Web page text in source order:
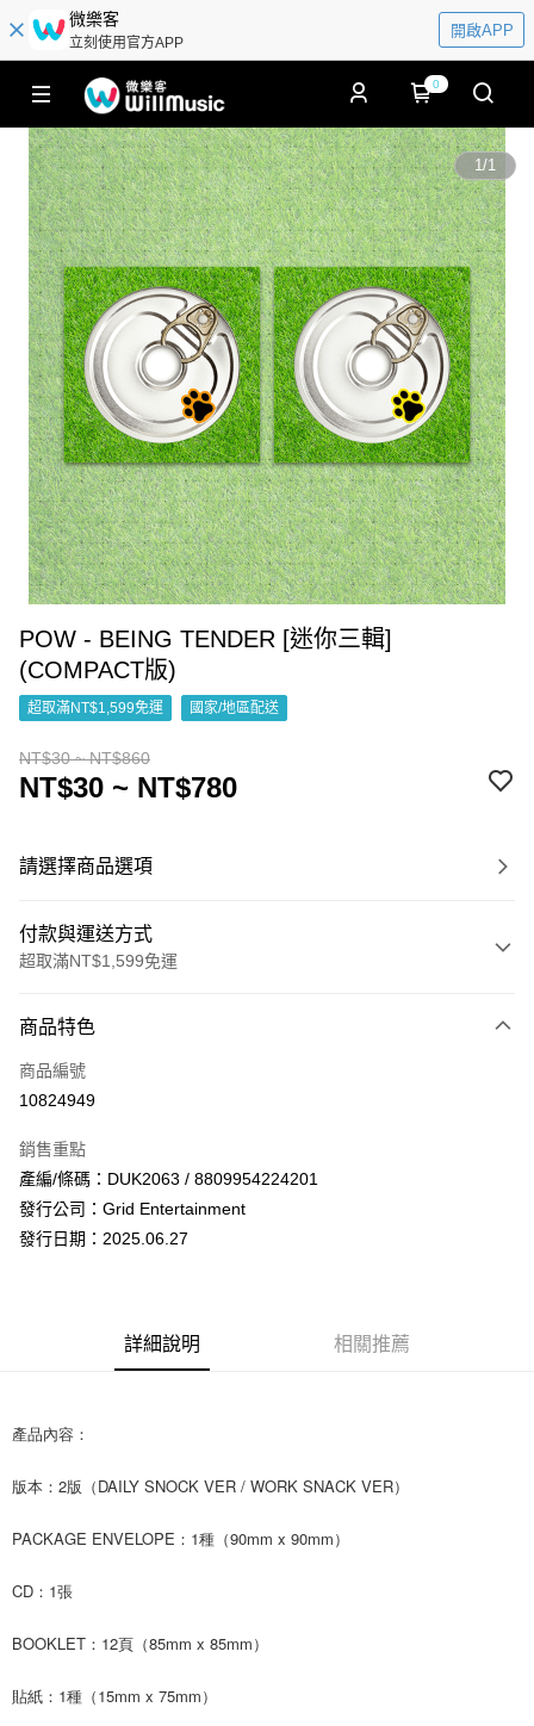
微樂客
立刻使用官方APP
開啟APP
0
1/1
POW - BEING TENDER [迷你三輯]
(COMPACT版)
超取滿NT$1,599免運 國家/地區配送
NT$30 ~ NT$860
NT$30 ~ NT$780
請選擇商品選項
付款與運送方式
超取滿NT$1,599免運
信用卡一次付款
超商取貨付款
Apple Pay
街口支付
１．簡單：不需註冊會員、不需綁卡、不需儲值。
２．便利：只要手機號碼，簡訊認證，即可結帳。
１．於結帳方式選擇「AFTEE先享後付」後，將跳轉至「AFTEE先享後付」
３．收到繳費通知簡訊後14天內，點擊此簡訊中的連結，可透過四大超商／
※ 請注意：結帳手續完成當下不需立刻繳費，但若您需要取消訂單，請聯絡
※ 交易是否成功請以「AFTEE先享後付 」之結帳頁面顯示為準，若有關於
運送方式
全家取貨付款
每筆NT$60，滿NT$1,599(含以上)免運費
付款後7-11取貨
商品特色
商品編號
10824949
銷售重點
產編/條碼：DUK2063 / 8809954224201
發行公司：Grid Entertainment
發行日期：2025.06.27
詳細說明 相關推薦
產品內容：
版本：2版（DAILY SNOCK VER / WORK SNACK VER）
PACKAGE ENVELOPE：1種（90mm x 90mm）
CD：1張
BOOKLET：12頁（85mm x 85mm）
貼紙：1種（15mm x 75mm）